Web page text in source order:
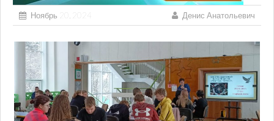
Ноябрь 20, 2024 Денис Анатольевич